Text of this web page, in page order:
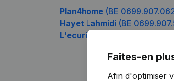
Plan4home (BE
Hayet Lahmidi (BE
L'ecurie Des Pommiers
Faites-en
Afin d'optimiser